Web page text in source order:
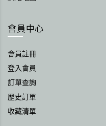
會員中心
會員註冊
登入會員
訂單查詢
歷史訂單
收藏清單